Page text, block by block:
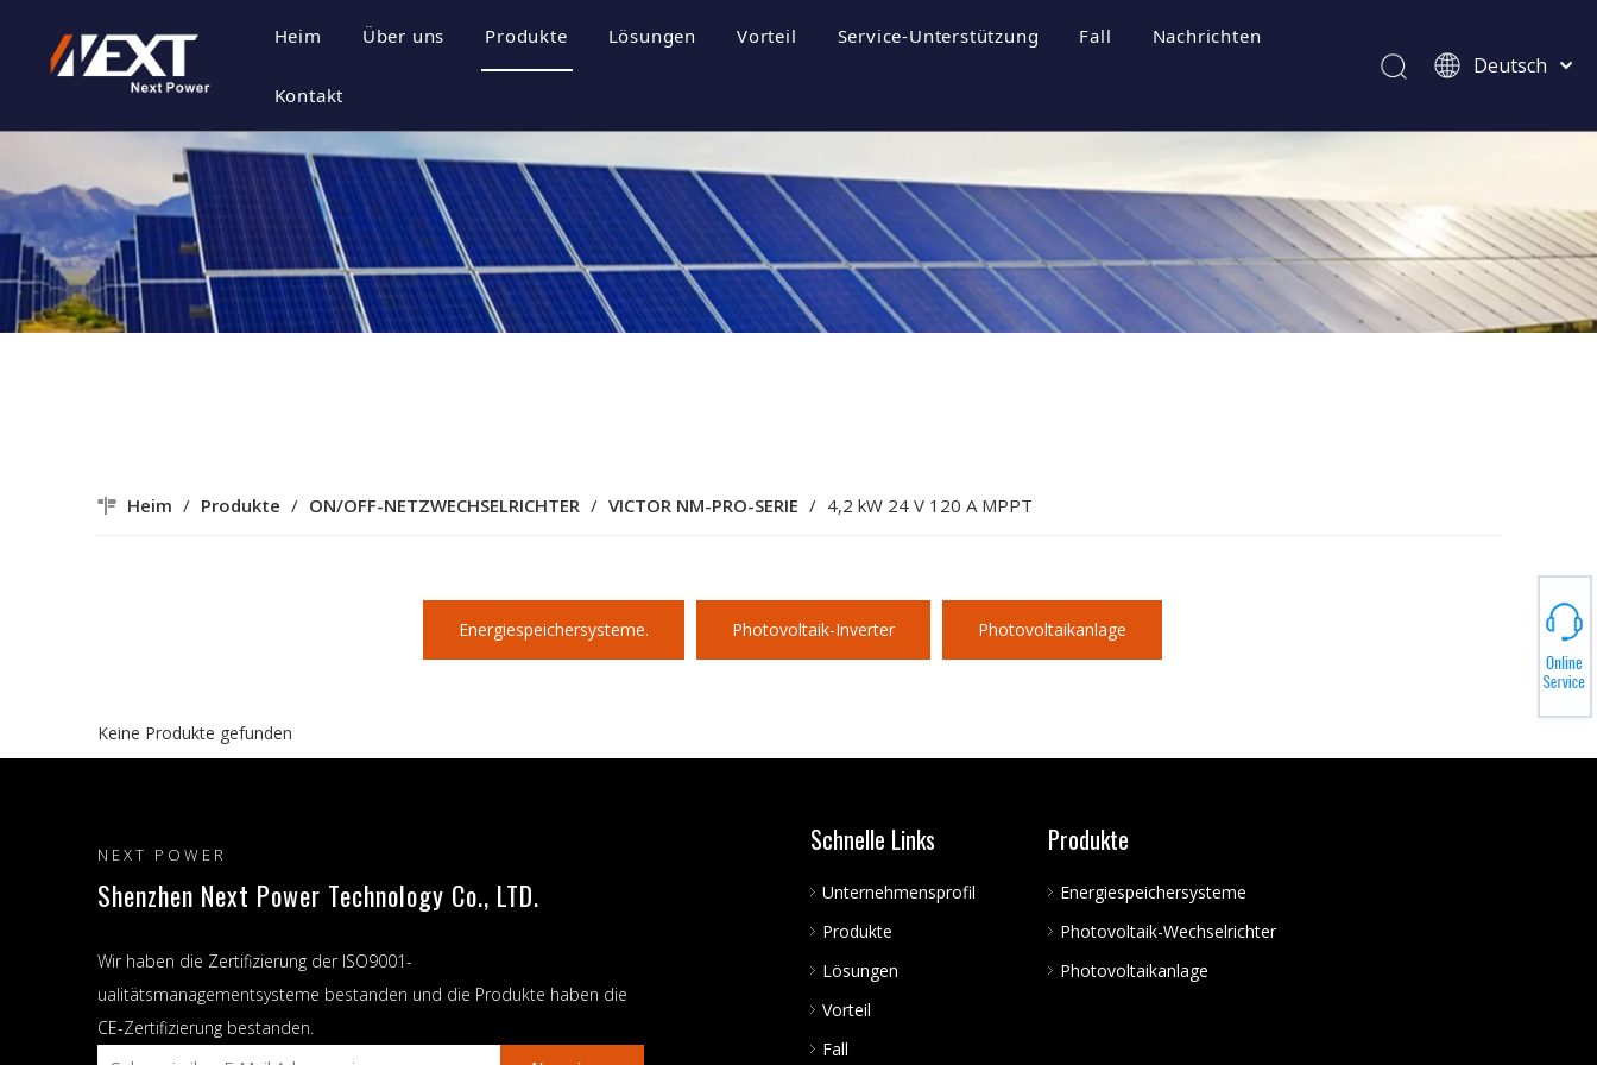
Heim Über uns
Unternehmenskultur
Zertifikat Ehre
Unternehmensstil
Produkte
Photovoltaikanlage
Lösungen Vorteil Service-Unterstützung
FAQ
Videos
Fall Nachrichten
Kontakt
Deutsch
Kiswahili
Italiano
Português
Español
Pусский
Français
Heim / Produkte / ON/OFF-NETZWECHSELRICHTER / VICTOR NM-PRO-SERIE / 4,2 kW 24 V 120 A MPPT
Energiespeichersysteme. Photovoltaik-Inverter Photovoltaikanlage
Keine Produkte gefunden
NEXT POWER
Shenzhen Next Power Technology Co., LTD.
Wir haben die Zertifizierung der ISO9001-
ualitätsmanagementsysteme bestanden und die Produkte haben die
CE-Zertifizierung bestanden.
Schnelle Links
Unternehmensprofil
Produkte
Lösungen
Vorteil
Fall
Produkte
Energiespeichersysteme
Photovoltaik-Wechselrichter
Photovoltaikanlage